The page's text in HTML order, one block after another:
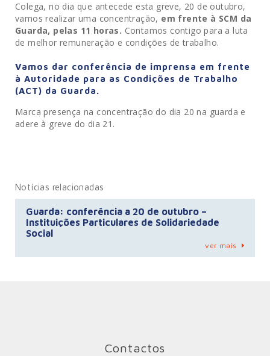
Colega, no dia que antecede esta greve, 20 de outubro,
vamos realizar uma concentração, em frente à SCM da
Guarda, pelas 11 horas. Contamos contigo para a luta
de melhor remuneração e condições de trabalho.
Vamos dar conferência de imprensa em frente
à Autoridade para as Condições de Trabalho
(ACT) da Guarda.
Marca presença na concentração do dia 20 na guarda e
adere à greve do dia 21.
Notícias relacionadas
Guarda: conferência a 20 de outubro –
Instituições Particulares de Solidariedade
Social
ver mais
Contactos